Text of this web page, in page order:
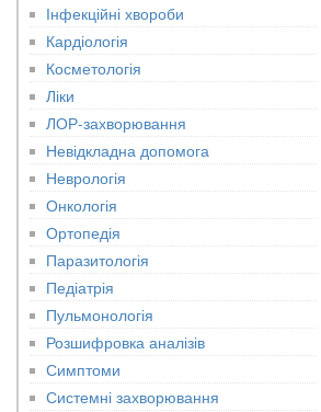
Інфекційні хвороби
Кардіологія
Косметологія
Ліки
ЛОР-захворювання
Невідкладна допомога
Неврологія
Онкологія
Ортопедія
Паразитологія
Педіатрія
Пульмонологія
Розшифровка аналізів
Симптоми
Системні захворювання